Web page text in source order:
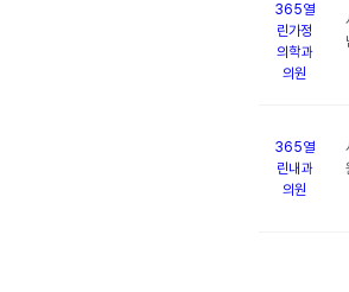
365열
린가정
의학과
의원
365열
린내과
의원